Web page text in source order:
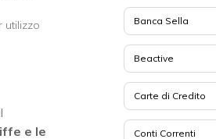
utilizzo
e le
Banca Sella
Beactive
Carte di Credito
Conti Correnti